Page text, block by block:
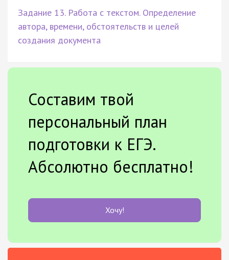
Задание 13. Работа с текстом. Определение
автора, времени, обстоятельств и целей
создания документа
Составим твой
персональный план
подготовки к ЕГЭ.
Абсолютно бесплатно!
Хочу!